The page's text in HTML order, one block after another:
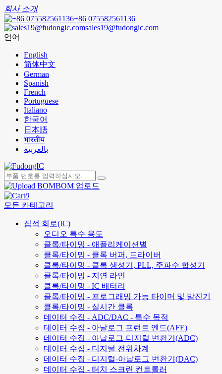
회사 소개
+86 075582561136
sales19@fudongic.com
언어
English
简体中文
German
Spanish
French
Portuguese
Italiano
한국어
日本語
भारतीय
بالعربية
BOM 업로드
0
모든 카테고리
집적 회로(IC)
오디오 특수 용도
클록/타이밍 - 애플리케이션별
클록/타이밍 - 클록 버퍼, 드라이버
클록/타이밍 - 클록 생성기, PLL, 주파수 합성기
클록/타이밍 - 지연 라인
클록/타이밍 - IC 배터리
클록/타이밍 - 프로그래밍 가능 타이머 및 발진기
클록/타이밍 - 실시간 클록
데이터 수집 - ADC/DAC - 특수 목적
데이터 수집 - 아날로그 프런트 엔드(AFE)
데이터 수집 - 아날로그-디지털 변환기(ADC)
데이터 수집 - 디지털 전위차계
데이터 수집 - 디지털-아날로그 변환기(DAC)
데이터 수집 - 터치 스크린 컨트롤러